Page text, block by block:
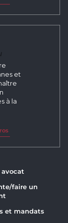
et
à la
onglet
avocat
faire un
et mandats